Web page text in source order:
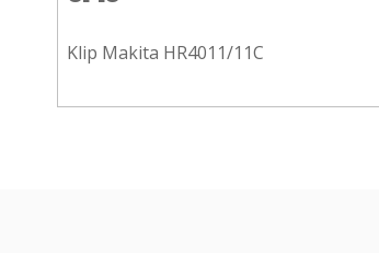
Klip Makita HR4011/11C